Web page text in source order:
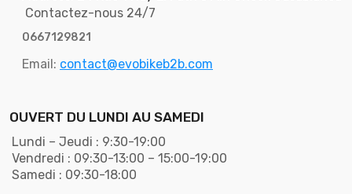
Contactez-nous 24/7
0667129821
Email: contact@evobikeb2b.com
OUVERT DU LUNDI AU SAMEDI
Lundi – Jeudi : 9:30-19:00
Vendredi : 09:30-13:00 – 15:00-19:00
Samedi : 09:30-18:00